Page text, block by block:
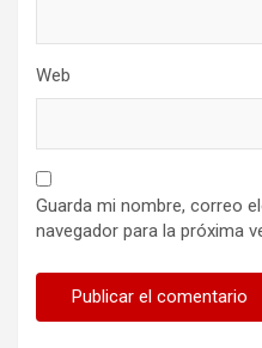
Web
Guarda mi nombre, correo
navegador para la próxima